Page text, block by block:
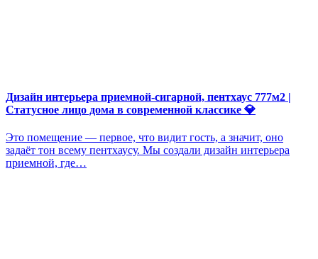
Дизайн интерьера приемной-сигарной, пентхаус 777м2 |
Статусное лицо дома в современной классике 💎
Это помещение — первое, что видит гость, а значит, оно
задаёт тон всему пентхаусу. Мы создали дизайн интерьера
приемной, где…